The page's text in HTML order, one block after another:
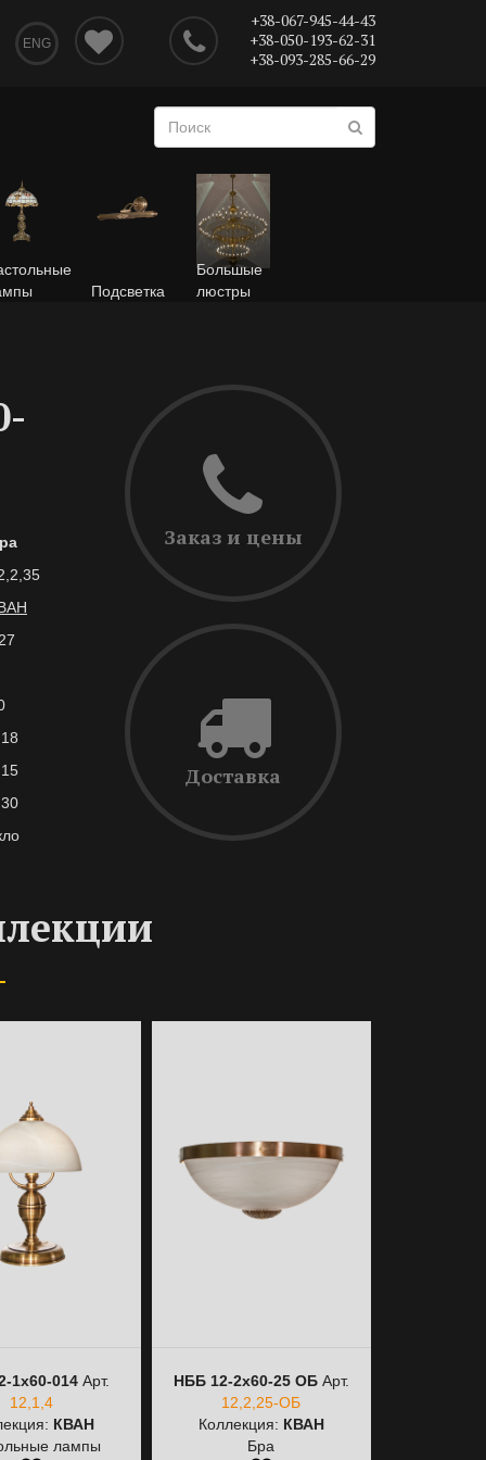
ENG
+38-067-945-44-43
+38-050-193-62-31
+38-093-285-66-29
Подсветка
Большые
люстры
Заказ и цены
Доставка
1х60-014 Арт.
12,1,4
КВАН
лампы
НББ 12-2х60-25 ОБАрт.
12,2,25-ОБ
Коллекция: КВАН
Бра